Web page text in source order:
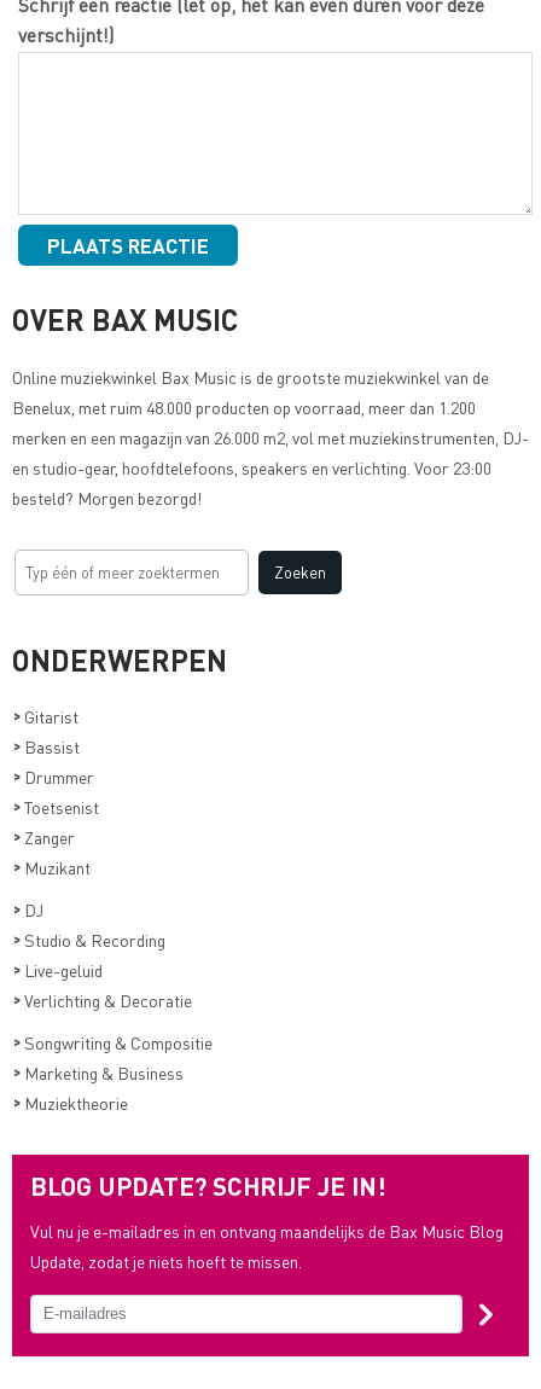
verschijnt!)
OVER BAX MUSIC
Online muziekwinkel Bax Music is de grootste muziekwinkel van de
Benelux, met ruim 48.000 producten op voorraad, meer dan 1.200
merken en een magazijn van 26.000 m2, vol met muziekinstrumenten, DJ-
en studio-gear, hoofdtelefoons, speakers en verlichting. Voor 23:00
besteld? Morgen bezorgd!
ONDERWERPEN
> Gitarist
> Bassist
> Drummer
>Toetsenist
> Zanger
> Muzikant
> DJ
> Studio & Recording
> Live-geluid
>Verlichting & Decoratie
> Songwriting & Compositie
> Marketing & Business
> Muziektheorie
BLOG UPDATE? SCHRIJF JE IN!
Vul nu je e-mailadres in en ontvang maandelijks de Bax Music Blog
Update, zodat je niets hoeft te missen.